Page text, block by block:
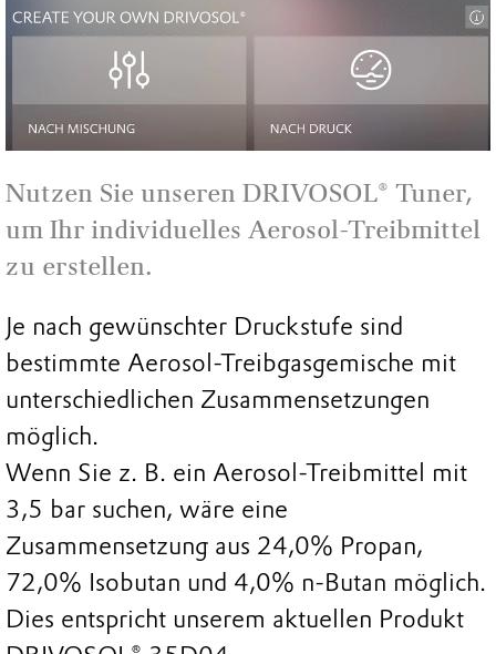
Nutzen Sie unseren DRIVOSOL® Tuner,
um Ihr individuelles Aerosol-Treibmittel
zu erstellen.
Je nach gewünschter Druckstufe sind
bestimmte Aerosol-Treibgasgemische mit
unterschiedlichen Zusammensetzungen
möglich.
Wenn Sie z. B. ein Aerosol-Treibmittel mit
3,5 bar suchen, wäre eine
Zusammensetzung aus 24,0% Propan,
72,0% Isobutan und 4,0% n-Butan möglich.
Dies entspricht unserem aktuellen Produkt